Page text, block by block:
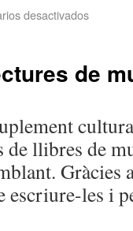
desactivados
de
llibres de
Gràcies
les i